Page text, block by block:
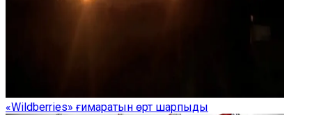
«Wildberries» ғимаратын өрт шарпыды